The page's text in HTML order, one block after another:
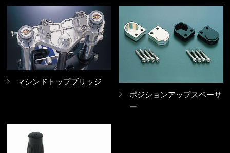
マシンドトップブリッジ
ポジションアップスペーサ
ー